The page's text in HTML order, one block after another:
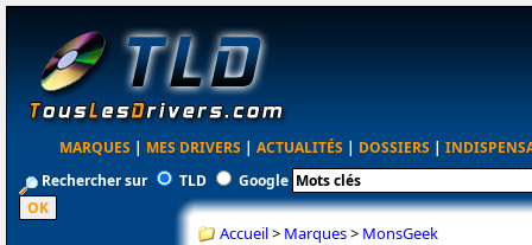
MARQUES | MES DRIVERS | ACTUALITÉS | DOSSIERS |
Rechercher sur
TLD Google
Accueil> Marques> MonsGeek